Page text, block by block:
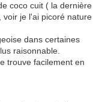
coco cuit ( la dernière
voir je l'ai picoré nature
dans certaines
raisonnable.
trouve facilement en